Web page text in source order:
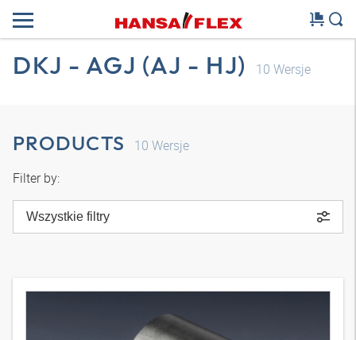
DKJ - AGJ (AJ - HJ) 10 Wersje
PRODUCTS 10 Wersje
Filter by:
Wszystkie filtry